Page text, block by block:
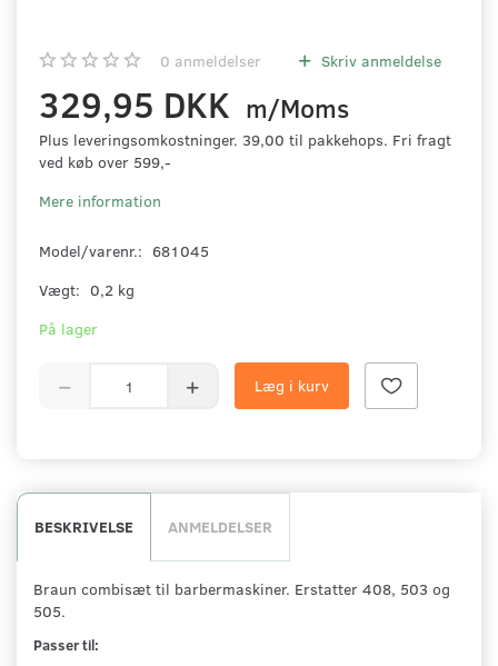
0 anmeldelser Skriv anmeldelse
329,95 DKK m/Moms
Plus leveringsomkostninger. 39,00 til pakkehops. Fri fragt
ved køb over 599,-
Mere information
Model/varenr.: 681045
Vægt: 0,2 kg
På lager
Læg i kurv
BESKRIVELSE ANMELDELSER
Braun combisæt til barbermaskiner. Erstatter 408, 503 og
505.
Passer til: